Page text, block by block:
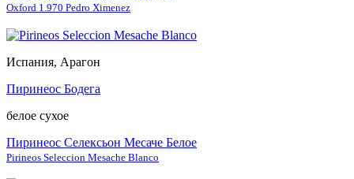
Oxford 1.970 Pedro Ximenez
Испания, Арагон
Пиринеос Бодега
белое сухое
Пиринеос Селексьон Месаче Белое
Pirineos Seleccion Mesache Blanco